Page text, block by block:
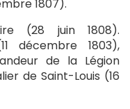
1807).
(28 juin 1808).
décembre 1803),
de la Légion
de Saint-Louis (16